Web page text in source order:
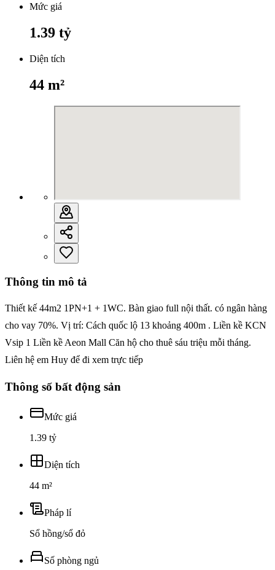
Mức giá
1.39 tỷ
Diện tích
44 m²
Thông tin mô tả
Thiết kế 44m2 1PN+1 + 1WC. Bàn giao full nội thất. có ngân hàng
cho vay 70%. Vị trí: Cách quốc lộ 13 khoảng 400m . Liền kề KCN
Vsip 1 Liền kề Aeon Mall Căn hộ cho thuê sáu triệu mỗi tháng.
Liên hệ em Huy để đi xem trực tiếp
Thông số bất động sản
Mức giá
1.39 tỷ
Diện tích
44 m²
Pháp lí
Sổ hồng/sổ đỏ
Số phòng ngủ